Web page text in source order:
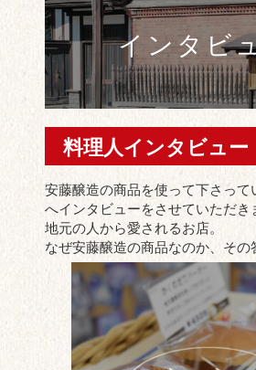
インタビ
料理人インタビュー
安藤醸造の商品を使って下さって
へインタビューをさせていただき
地元の人から愛されるお店。
なぜ安藤醸造の商品なのか、その